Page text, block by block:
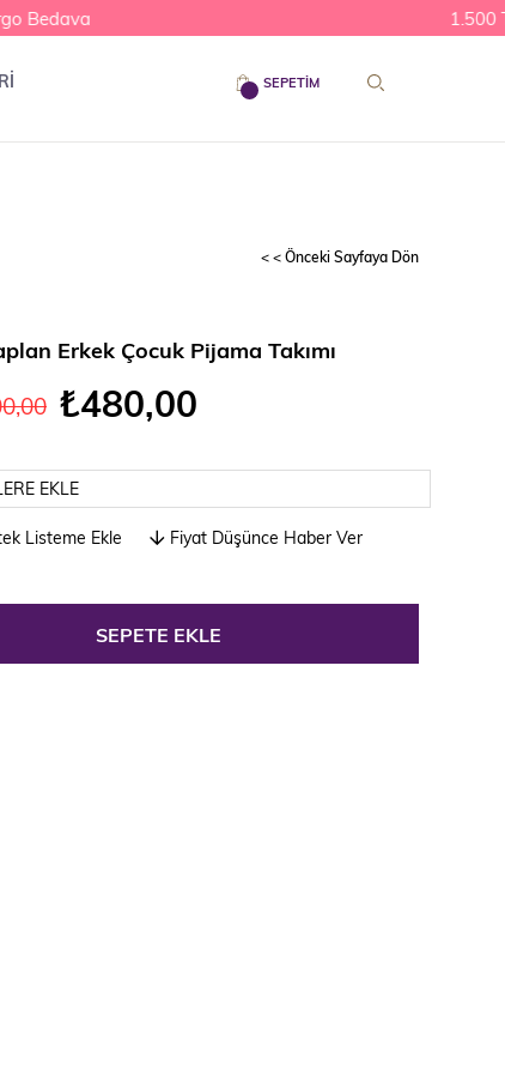
Bedava 1.500
SEPETIM
< < Önceki Sayfaya Dön
Erkek Çocuk Pijama Takımı
₺480,00
EKLE
Listeme Ekle Fiyat Düşünce Haber Ver